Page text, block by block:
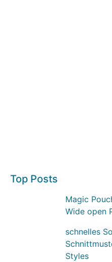
Top Posts
Magic
Wide open
schnelles
Styles